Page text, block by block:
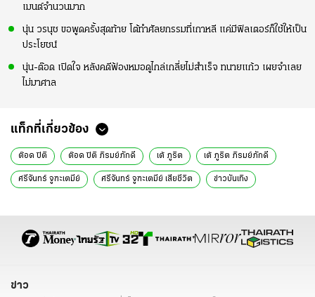
เมนต์จำนวนมาก
นุ่น วรนุช ขอพูดครั้งสุดท้าย โต้ทำศัลยกรรมที่เกาหลี แค่มีฟิลเตอร์ก็ใช้ให้เป็น
ประโยชน์
นุ่น-ต๊อด เปิดใจ หลังคดีฟ้องหมอดูไกล่เกลี่ยไม่สำเร็จ ทนายแก้ว เผยจำเลย
ไม่มาศาล
แท็กที่เกี่ยวข้อง
ต๊อด ปิติ ต๊อด ปิติ ภิรมย์ภักดี เต้ ภูริต เต้ ภูริต ภิรมย์ภักดี
ศรีจันทร์ จูฑะเตมีย์ ศรีจันทร์ จูฑะเตมีย์ เสียชีวิต ข่าวบันเทิง
ข่าว